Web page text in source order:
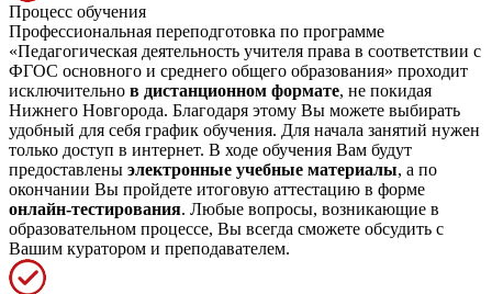
Процесс обучения
Профессиональная переподготовка по программе
«Педагогическая деятельность учителя права в соответствии с
ФГОС основного и среднего общего образования» проходит
исключительно в дистанционном формате, не покидая
Нижнего Новгорода. Благодаря этому Вы можете выбирать
удобный для себя график обучения. Для начала занятий нужен
только доступ в интернет. В ходе обучения Вам будут
предоставлены электронные учебные материалы, а по
окончании Вы пройдете итоговую аттестацию в форме
онлайн-тестирования. Любые вопросы, возникающие в
образовательном процессе, Вы всегда сможете обсудить с
Вашим куратором и преподавателем.